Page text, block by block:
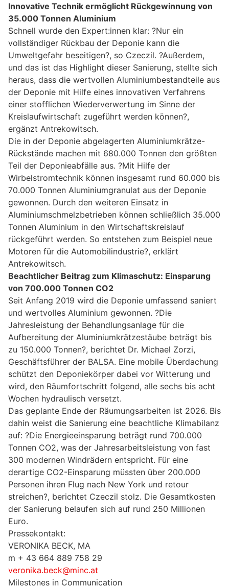
Innovative Technik ermöglicht Rückgewinnung von
35.000 Tonnen Aluminium
Schnell wurde den Expert:innen klar: ?Nur ein
vollständiger Rückbau der Deponie kann die
Umweltgefahr beseitigen?, so Czeczil. ?Außerdem,
und das ist das Highlight dieser Sanierung, stellte sich
heraus, dass die wertvollen Aluminiumbestandteile aus
der Deponie mit Hilfe eines innovativen Verfahrens
einer stofflichen Wiederverwertung im Sinne der
Kreislaufwirtschaft zugeführt werden können?,
ergänzt Antrekowitsch.
Die in der Deponie abgelagerten Aluminiumkrätze-
Rückstände machen mit 680.000 Tonnen den größten
Teil der Deponieabfälle aus. ?Mit Hilfe der
Wirbelstromtechnik können insgesamt rund 60.000 bis
70.000 Tonnen Aluminiumgranulat aus der Deponie
gewonnen. Durch den weiteren Einsatz in
Aluminiumschmelzbetrieben können schließlich 35.000
Tonnen Aluminium in den Wirtschaftskreislauf
rückgeführt werden. So entstehen zum Beispiel neue
Motoren für die Automobilindustrie?, erklärt
Antrekowitsch.
Beachtlicher Beitrag zum Klimaschutz: Einsparung
von 700.000 Tonnen CO2
Seit Anfang 2019 wird die Deponie umfassend saniert
und wertvolles Aluminium gewonnen. ?Die
Jahresleistung der Behandlungsanlage für die
Aufbereitung der Aluminiumkrätzestäube beträgt bis
zu 150.000 Tonnen?, berichtet Dr. Michael Zorzi,
Geschäftsführer der BALSA. Eine mobile Überdachung
schützt den Deponiekörper dabei vor Witterung und
wird, den Räumfortschritt folgend, alle sechs bis acht
Wochen hydraulisch versetzt.
Das geplante Ende der Räumungsarbeiten ist 2026. Bis
dahin weist die Sanierung eine beachtliche Klimabilanz
auf: ?Die Energieeinsparung beträgt rund 700.000
Tonnen CO2, was der Jahresarbeitsleistung von fast
300 modernen Windrädern entspricht. Für eine
derartige CO2-Einsparung müssten über 200.000
Personen ihren Flug nach New York und retour
streichen?, berichtet Czeczil stolz. Die Gesamtkosten
der Sanierung belaufen sich auf rund 250 Millionen
Euro.
Pressekontakt:
VERONIKA BECK, MA
m + 43 664 889 758 29
veronika.beck@minc.at
Milestones in Communication